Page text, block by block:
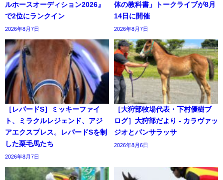
ルホースオーディション2026』
で2位にランクイン
2026年8月7日
体の教科書」トークライブが8月
14日に開催
2026年8月7日
［レパードS］ミッキーファイ
ト、ミラクルレジェンド、アジ
アエクスプレス。レパードSを制
した栗毛馬たち
2026年8月7日
［大狩部牧場代表・下村優樹ブ
ログ］大狩部だより - カラヴァッ
ジオとパンサラッサ
2026年8月6日